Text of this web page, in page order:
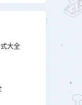
大全